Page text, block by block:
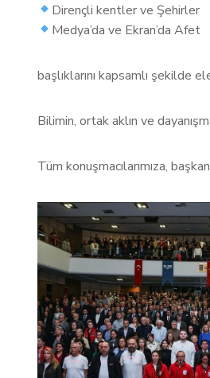
Dirençli kentler ve Şehirler
Medya’da ve Ekran’da Afet
başlıklarını kapsamlı şekilde
Bilimin, ortak aklın ve
Tüm konuşmacılarımıza,